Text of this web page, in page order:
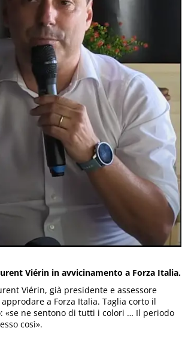
Viérin in avvicinamento a Forza Italia.
Viérin, già presidente e assessore
a Forza Italia. Taglia corto il
«se ne sentono di tutti i colori … Il periodo
così».